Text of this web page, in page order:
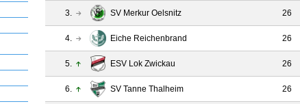
3. SV Merkur Oelsnitz 26
4. Eiche Reichenbrand 26
5. ESV Lok Zwickau 26
6. SV Tanne Thalheim 26